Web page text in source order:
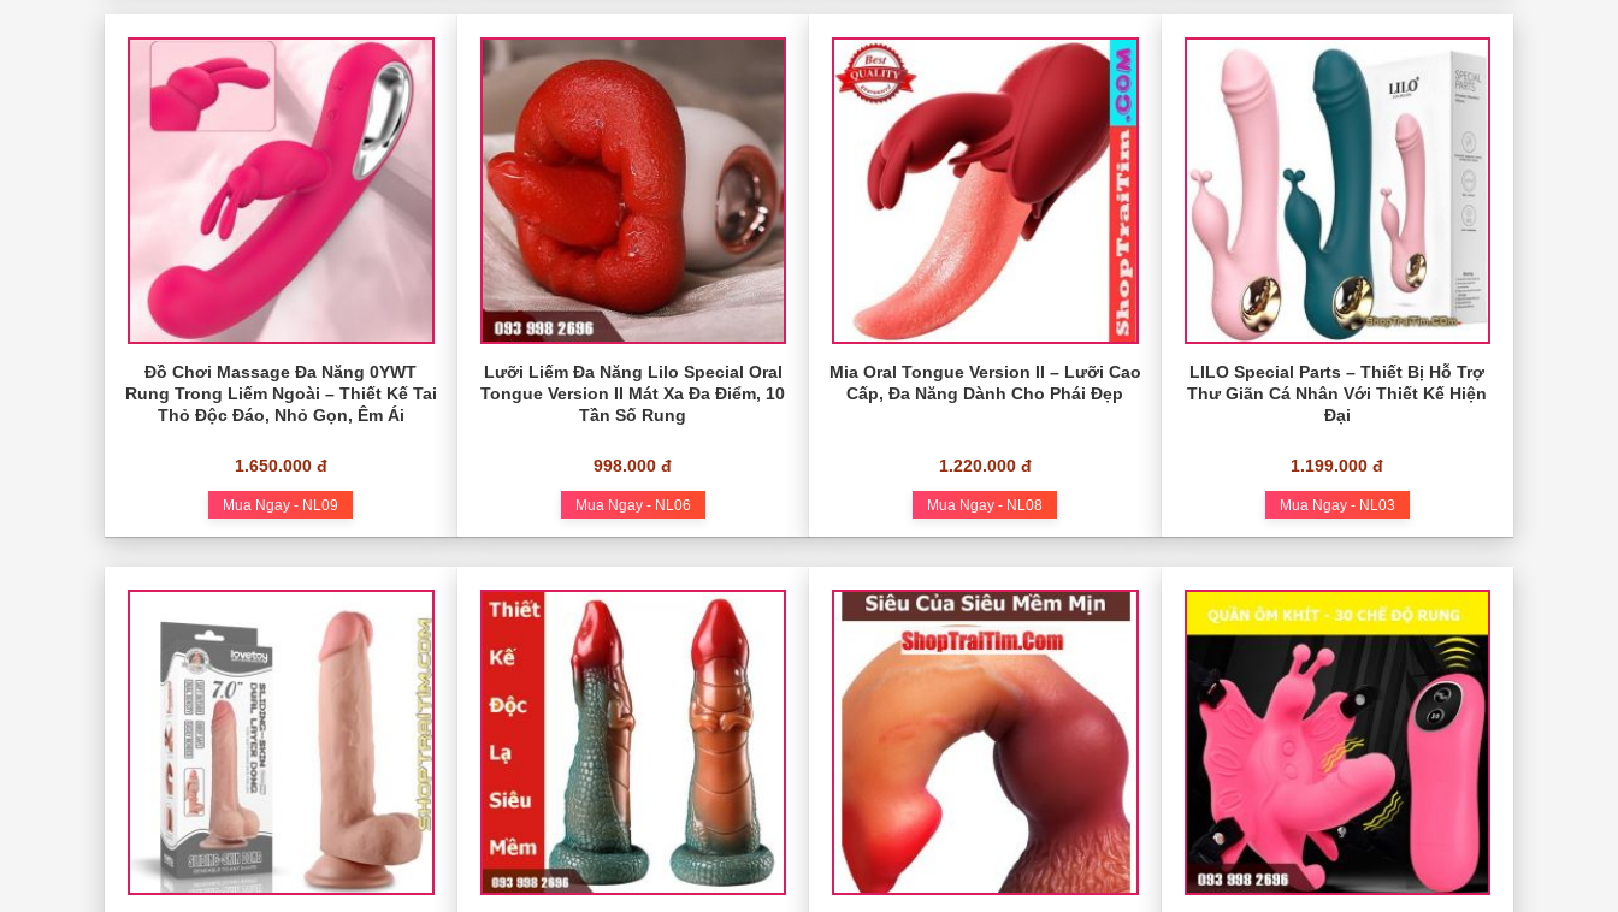
Đồ Chơi Massage Đa Năng 0YWT
Rung Trong Liếm Ngoài – Thiết Kế Tai
Thỏ Độc Đáo, Nhỏ Gọn, Êm Ái
1.650.000 đ
Mua Ngay - NL09
Lưỡi Liếm Đa Năng Lilo Special Oral
Tongue Version II Mát Xa Đa Điểm, 10
Tần Số Rung
998.000 đ
Mua Ngay - NL06
Mia Oral Tongue Version II – Lưỡi Cao
Cấp, Đa Năng Dành Cho Phái Đẹp
1.220.000 đ
Mua Ngay - NL08
LILO Special Parts – Thiết Bị Hỗ Trợ
Thư Giãn Cá Nhân Với Thiết Kế Hiện
Đại
1.199.000 đ
Mua Ngay - NL03